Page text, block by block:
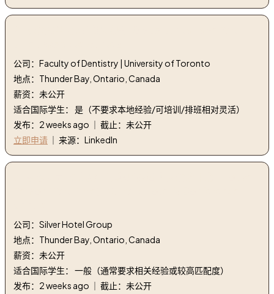
公司：Faculty of Dentistry | University of Toronto
地点：Thunder Bay, Ontario, Canada
薪资：未公开
适合国际学生： 是（不要求本地经验/可培训/排班相对灵活）
发布：2 weeks ago ｜ 截止：未公开
立即申请 ｜ 来源：LinkedIn
公司：Silver Hotel Group
地点：Thunder Bay, Ontario, Canada
薪资：未公开
适合国际学生： 一般（通常要求相关经验或较高匹配度）
发布：2 weeks ago ｜ 截止：未公开